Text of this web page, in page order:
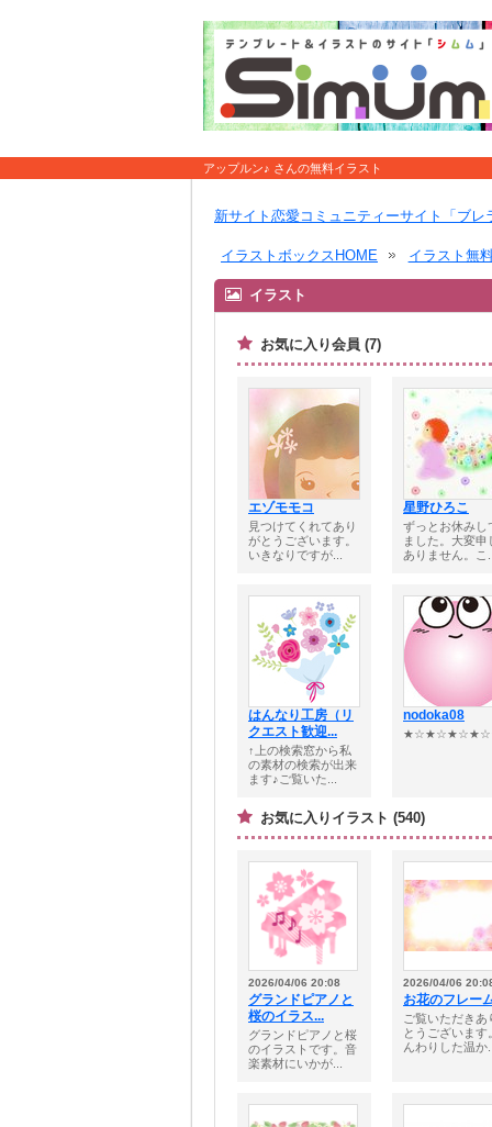
アップルン♪ さんの無料イラスト
新サイト恋愛コミュニティーサイト「ブレ
イラストボックスHOME イラスト無
イラスト
お気に入り会員 (7)
エゾモモコ
見つけてくれてあり
がとうございます。
いきなりですが...
星野ひろこ
ずっとお休みし
ました。大変申
ありません。こ
はんなり工房（リ
クエスト歓迎...
↑上の検索窓から私
の素材の検索が出来
ます♪ご覧いた...
nodoka08
お気に入りイラスト (540)
2026/04/06 20:08
グランドピアノと
桜のイラス...
グランドピアノと桜
のイラストです。音
楽素材にいかが...
2026/04/06
お花のフレー
ご覧いただきあ
とうございます
んわりした温か